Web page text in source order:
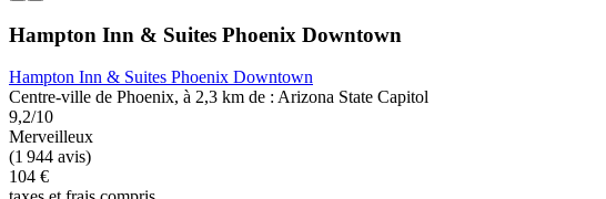
Hampton Inn & Suites Phoenix Downtown
Hampton Inn & Suites Phoenix Downtown
Centre-ville de Phoenix, à 2,3 km de : Arizona State Capitol
9,2/10
Merveilleux
(1 944 avis)
104 €